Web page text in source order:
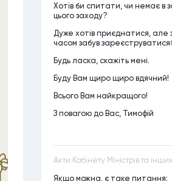
Хотів би спитати, чи немає в
цього заходу?
Дуже хотів приєднатися, але
часом забув
Будь ласка, скажіть мені.
Буду Вам щиро щиро вдячний!
Всього Вам найкращого!
З повагою до Вас, Тимофій
Якщо можна, є таке питання: